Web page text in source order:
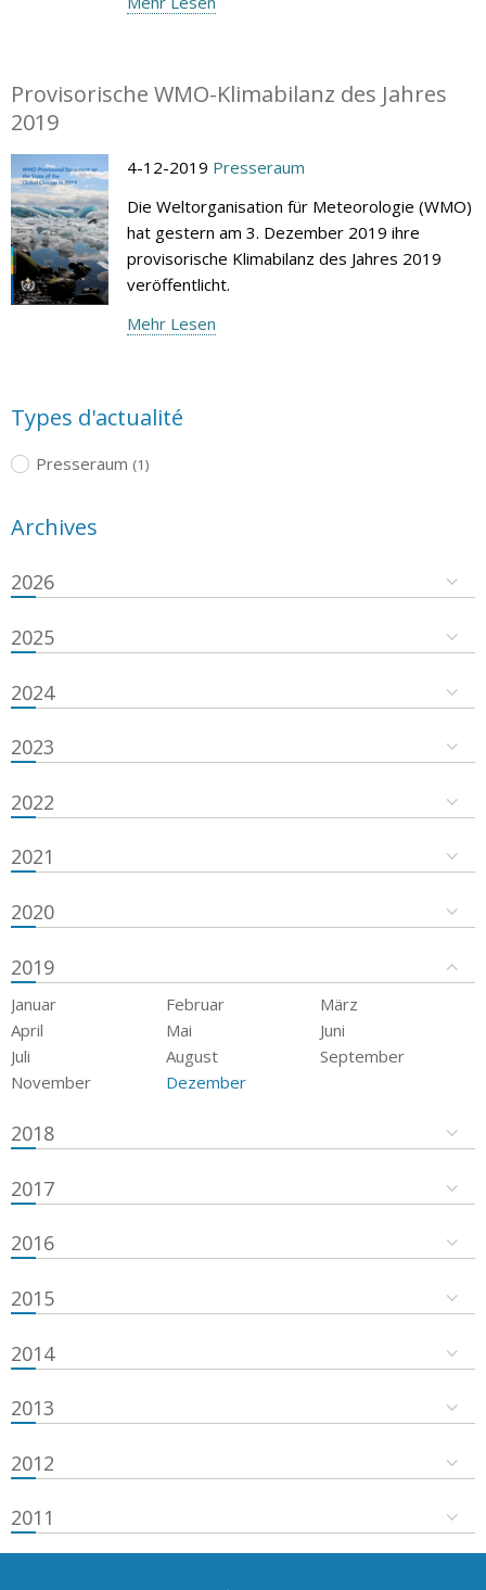
Provisorische WMO-Klimabilanz des Jahres
2019
4-12-2019 Presseraum
Die Weltorganisation für Meteorologie (WMO)
hat gestern am 3. Dezember 2019 ihre
provisorische Klimabilanz des Jahres 2019
veröffentlicht.
Mehr Lesen
Types d'actualité
Presseraum (1)
Archives
2026
2025
2024
2023
2022
2021
2020
2019
Januar Februar
März
April
Mai
Juni
Juli
August
September
November
Dezember
2018
2017
2016
2015
2014
2013
2012
2011